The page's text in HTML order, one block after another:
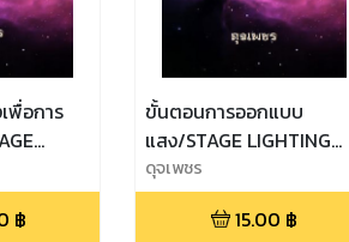
พื่อการ
฿
ขั้นตอนการออกแบบ
แสง/STAGE LIGHTING
DESIGN PROCESS.
ดุจเพชร
15.00 ฿